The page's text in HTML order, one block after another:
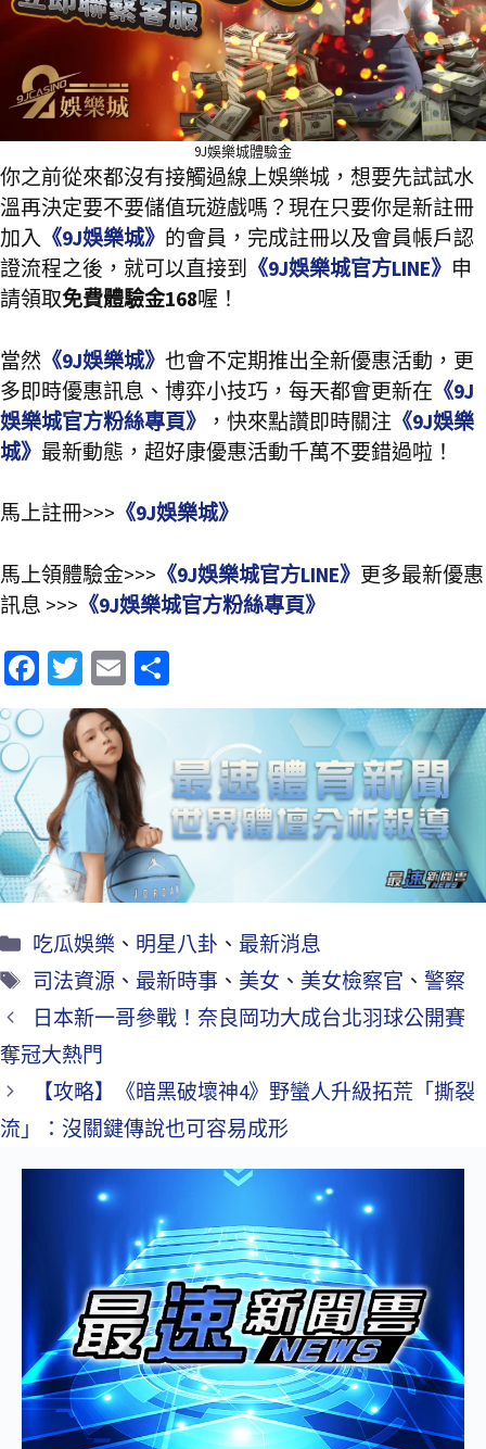
9J娛樂城體驗金
你之前從來都沒有接觸過線上娛樂城，想要先試試水
溫再決定要不要儲值玩遊戲嗎？現在只要你是新註冊
加入 《9J娛樂城》 的會員，完成註冊以及會員帳戶認
證流程之後，就可以直接到
《9J娛樂城官方LINE》 申
請領取免費體驗金168喔！
當然 《9J娛樂城》 也會不定期推出全新優惠活動，更
多即時優惠訊息、博弈小技巧，每天都會更新在 《9J
娛樂城官方粉絲專頁》
，快來點讚即時關注 《9J娛樂
城》 最新動態，超好康優惠活動千萬不要錯過啦！
馬上註冊>>> 《9J娛樂城》
馬上領體驗金>>> 《9J娛樂城官方LINE》 更多最新優惠
訊息 >>> 《9J娛樂城官方粉絲專頁》
Fa
ce
b
o
o
k
T
wi
tt
er
E
m
ai
l
享
吃瓜娛樂 、 明星八卦 、 最新消息
司法資源 、 最新時事 、 美女 、 美女檢察官 、警察
日本新一哥參戰！奈良岡功大成台北羽球公開賽
奪冠大熱門
【攻略】《暗黑破壞神4》野蠻人升級拓荒「撕裂
流」：沒關鍵傳說也可容易成形